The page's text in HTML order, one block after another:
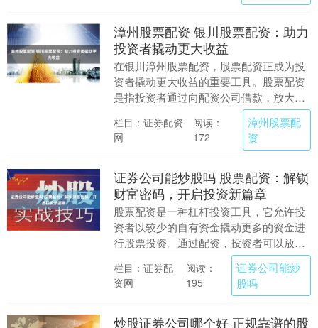
漳州股票配资 银川股票配资：助力
投资者撬动更大收益
在银川漳州股票配资，股票配资正成为投
资者撬动更大收益的重要工具。股票配资
是指投资者通过向配资公司借款，放大资
金规模，从而提高投资收益率的一种方
式。 选择邵阳股票....
栏目：证券配资
网
阅读：
172
漳州股票配
资
证券公司能炒股吗 股票配资：解锁
财富密码，开启投资新篇章
股票配资是一种杠杆投资工具，它允许投
资者以较少的自有资金撬动更多的资金进
行股票投资。通过配资，投资者可以放大
收益，但同时也要承担更高的风险。 * **
资质和信誉....
栏目：证券配
资网
阅读：
195
证券公司能炒
股吗
炒股证券公司哪个好 正规靠谱的股